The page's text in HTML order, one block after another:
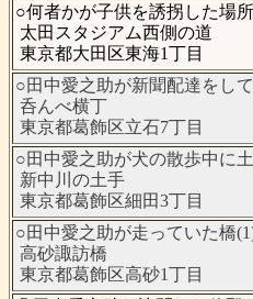
○何者かが子供を誘拐した場
太田スタジアム西側の道
東京都大田区東海1丁目
○田中愛之助が新聞配達をし
呑んべ横丁
東京都葛飾区立石7丁目
○田中愛之助が犬の散歩中に
新中川の土手
東京都葛飾区細田3丁目
○田中愛之助が走っていた橋
高砂諏訪橋
東京都葛飾区高砂1丁目